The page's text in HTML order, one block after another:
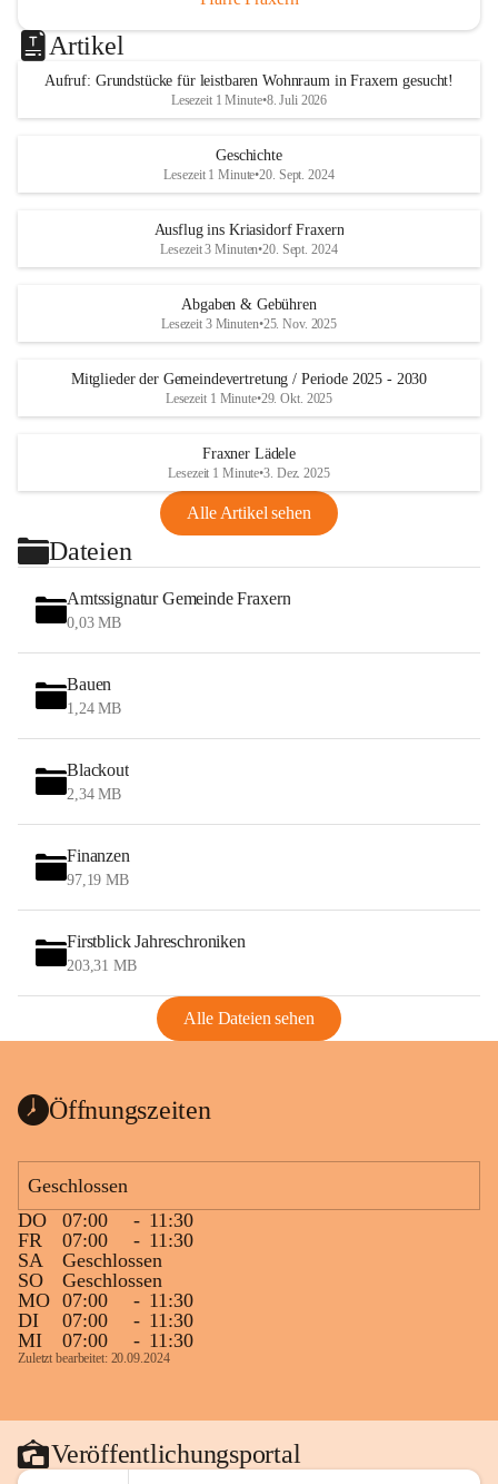
Artikel
Aufruf: Grundstücke für leistbaren Wohnraum in Fraxern gesucht!
Lesezeit 1 Minute•8. Juli 2026
Geschichte
Lesezeit 1 Minute•20. Sept. 2024
Ausflug ins Kriasidorf Fraxern
Lesezeit 3 Minuten•20. Sept. 2024
Abgaben & Gebühren
Lesezeit 3 Minuten•25. Nov. 2025
Mitglieder der Gemeindevertretung / Periode 2025 - 2030
Lesezeit 1 Minute•29. Okt. 2025
Fraxner Lädele
Lesezeit 1 Minute•3. Dez. 2025
Alle Artikel sehen
Dateien
Amtssignatur Gemeinde Fraxern
0,03 MB
Bauen
1,24 MB
Blackout
2,34 MB
Finanzen
97,19 MB
Firstblick Jahreschroniken
203,31 MB
Alle Dateien sehen
Öffnungszeiten
Geschlossen
DO
07:00 - 11:30
FR
07:00 - 11:30
SA
Geschlossen
SO
Geschlossen
MO 07:00 - 11:30
DI
07:00 - 11:30
MI
07:00 - 11:30
Zuletzt bearbeitet: 20.09.2024
Veröffentlichungsportal